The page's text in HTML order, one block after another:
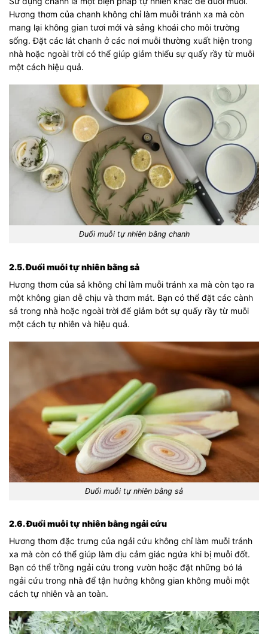
Hương thơm của chanh không chỉ làm muỗi tránh xa mà còn
mang lại không gian tươi mới và sảng khoái cho môi trường
sống. Đặt các lát chanh ở các nơi muỗi thường xuất hiện trong
nhà hoặc ngoài trời có thể giúp giảm thiểu sự quấy rầy từ muỗi
một cách hiệu quả.
Đuổi muỗi tự nhiên bằng chanh
2.5. Đuổi muỗi tự nhiên bằng sả
Hương thơm của sả không chỉ làm muỗi tránh xa mà còn tạo ra
một không gian dễ chịu và thơm mát. Bạn có thể đặt các cành
sả trong nhà hoặc ngoài trời để giảm bớt sự quấy rầy từ muỗi
một cách tự nhiên và hiệu quả.
Đuổi muỗi tự nhiên bằng sả
2.6. Đuổi muỗi tự nhiên bằng ngải cứu
Hương thơm đặc trưng của ngải cứu không chỉ làm muỗi tránh
xa mà còn có thể giúp làm dịu cảm giác ngứa khi bị muỗi đốt.
Bạn có thể trồng ngải cứu trong vườn hoặc đặt những bó lá
ngải cứu trong nhà để tận hưởng không gian không muỗi một
cách tự nhiên và an toàn.